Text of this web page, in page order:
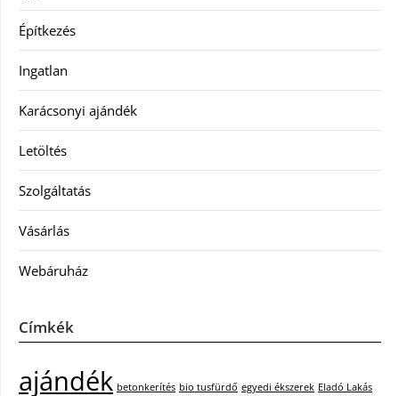
Építkezés
Ingatlan
Karácsonyi ajándék
Letöltés
Szolgáltatás
Vásárlás
Webáruház
Címkék
ajándék betonkerítés bio tusfürdő egyedi ékszerek Eladó Lakás